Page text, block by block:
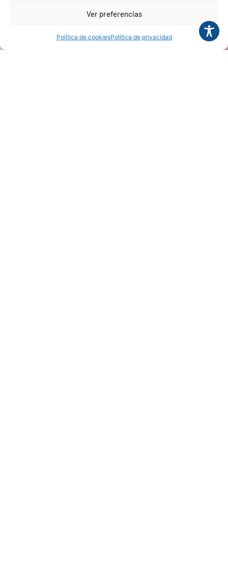
Ver preferencias
Política de cookiesPolítica de privacidad
Contáctanos